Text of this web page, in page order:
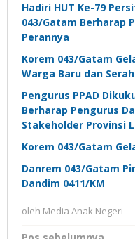
Hadiri HUT Ke-79
043/Gatam Berharap
Perannya
Korem 043/Gatam
Warga Baru dan
Pengurus PPAD
Berharap Pengurus
Stakeholder Provinsi
Korem 043/Gatam
Danrem 043/Gatam
Dandim 0411/KM
oleh Media Anak Negeri